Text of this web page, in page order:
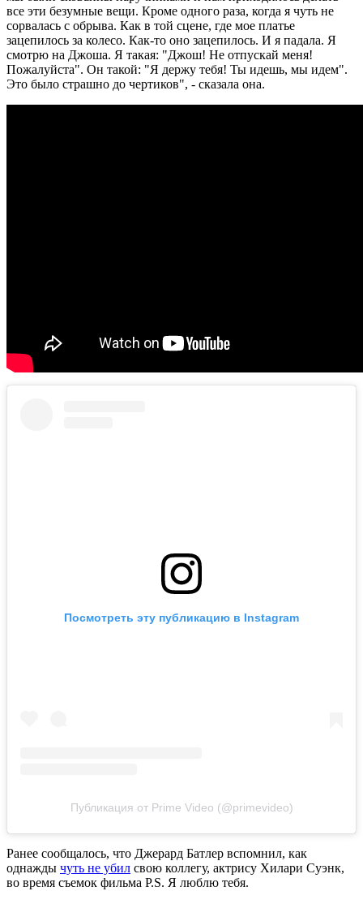
все эти безумные вещи. Кроме одного раза, когда я чуть не
сорвалась с обрыва. Как в той сцене, где мое платье
зацепилось за колесо. Как-то оно зацепилось. И я падала. Я
смотрю на Джоша. Я такая: "Джош! Не отпускай меня!
Пожалуйста". Он такой: "Я держу тебя! Ты идешь, мы идем".
Это было страшно до чертиков", - сказала она.
Посмотреть эту публикацию в Instagram
Публикация от Prime Video (@primevideo)
Ранее сообщалось, что Джерард Батлер вспомнил, как
однажды чуть не убил свою коллегу, актрису Хилари Суэнк,
во время съемок фильма P.S. Я люблю тебя.